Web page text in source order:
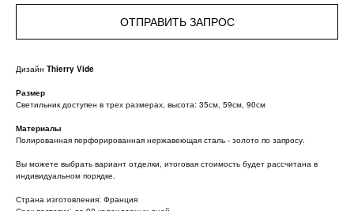
ОТПРАВИТЬ ЗАПРОС
Дизайн Thierry Vide
Размер
Светильник доступен в трех размерах, высота: 35см, 59см, 90см
Материалы
Полированная перфорированная нержавеющая сталь - золото по запросу.
Вы можете выбрать вариант отделки, итоговая стоимость будет рассчитана в
индивидуальном порядке.
Страна изготовления: Франция